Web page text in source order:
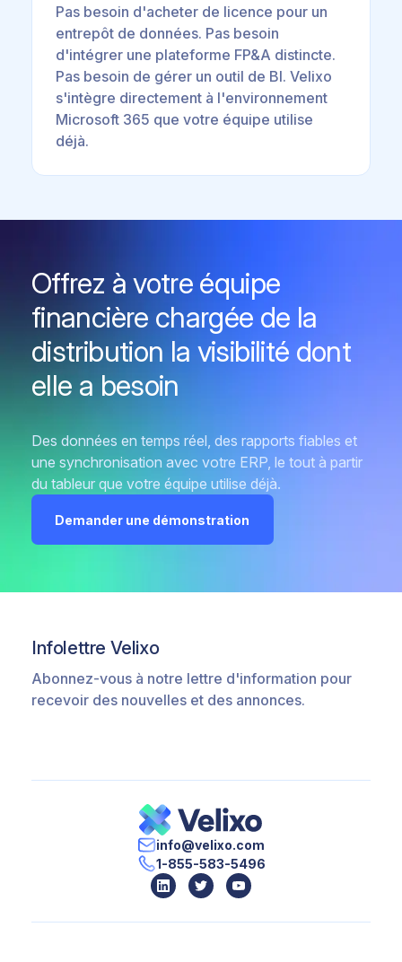
Pas besoin d'acheter de licence pour un
entrepôt de données. Pas besoin
d'intégrer une plateforme FP&A distincte.
Pas besoin de gérer un outil de BI. Velixo
s'intègre directement à l'environnement
Microsoft 365 que votre équipe utilise
déjà.
Offrez à votre équipe
financière chargée de la
distribution la visibilité dont
elle a besoin
Des données en temps réel, des rapports fiables et
une synchronisation avec votre ERP, le tout à partir
du tableur que votre équipe utilise déjà.
Demander une démonstration
Infolettre Velixo
Abonnez-vous à notre lettre d'information pour
recevoir des nouvelles et des annonces.
info@velixo.com
1-855-583-5496